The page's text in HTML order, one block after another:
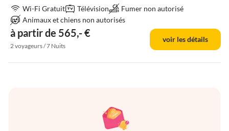
Wi-Fi Gratuit
Télévision
Fumer non autorisé
Animaux et chiens non autorisés
à partir de 565,- €
2 voyageurs / 7 Nuits
voir les détails